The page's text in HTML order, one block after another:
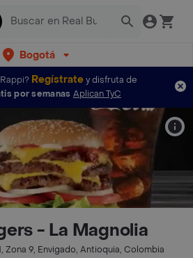
Bogotá
Regístratey disfruta de
por semanas Aplican TyC
- La Magnolia
Zona 9, Envigado, Antioquia, Colombia